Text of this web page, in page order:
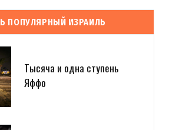
ПОПУЛЯРНЫЙ ИЗРАИЛЬ
Тысяча и одна ступень
Яффо